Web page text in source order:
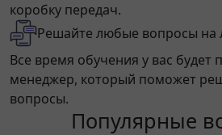
коробку передач.
Решайте любые вопросы на
Все время обучения у вас будет
менеджер, который поможет
вопросы.
Популярные